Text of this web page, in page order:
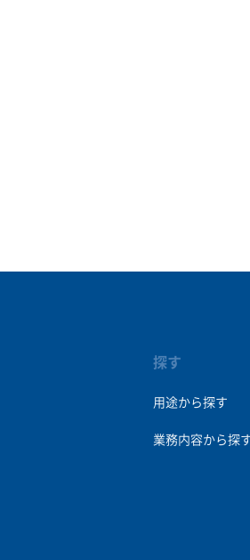
探す
用途から探す
業務内容から探